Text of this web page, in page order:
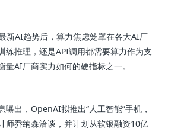
AI趋势后，算力焦虑笼罩在各大AI厂
练推理，还是API调用都需要算力作为支
量AI厂商实力如何的硬指标之一。
出，OpenAI拟推出“人工智能”手机，
师乔纳森洽谈，并计划从软银融资10亿